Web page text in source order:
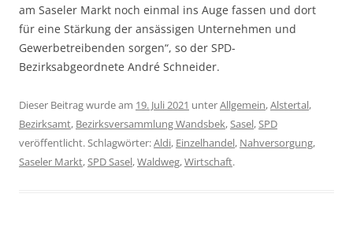
am Saseler Markt noch einmal ins Auge fassen und dort
für eine Stärkung der ansässigen Unternehmen und
Gewerbetreibenden sorgen“, so der SPD-
Bezirksabgeordnete André Schneider.
Dieser Beitrag wurde am 19. Juli 2021 unterAllgemein,Alstertal,
Bezirksamt, Bezirksversammlung Wandsbek,Sasel,SPD
veröffentlicht. Schlagwörter:Aldi, Einzelhandel, Nahversorgung,
Saseler Markt,SPD Sasel,Waldweg,Wirtschaft.